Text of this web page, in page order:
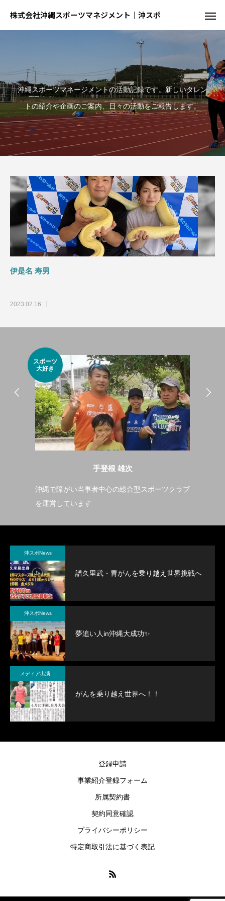
株式会社沖縄スポーツマネジメント｜沖スポ
陸
結果が出るとは限らない、でも才能が全て
ではない！
球
球を操る技を磨く、制約の中での駆
を楽しむ
沖縄スポーツマネージメントの活動記録です。新しいタレン
トの紹介や企画のご案内、日々の活動をご報告します。
伊是名 寿男
2023.02.16
スポーツ
大好き
手登根 雄次
沖縄で障がい当事者中心の総合型スポーツクラブ
を運営しています
沖スポNews
譜久里武・胃がんを乗り越え世界挑戦へ
沖スポNews
夢追い人in沖縄大成功✨
がんを乗り越え世界へ！！
登録申請
事業紹介登録フォーム
所属契約書
契約同意確認
プライバシーポリシー
特定商取引法に基づく表記